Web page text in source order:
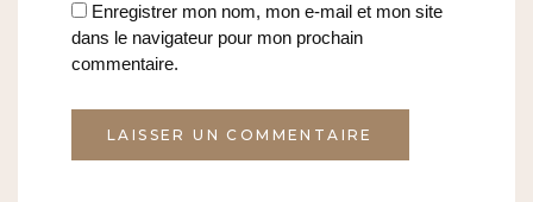
Enregistrer mon nom, mon e-mail et mon site
dans le navigateur pour mon prochain
commentaire.